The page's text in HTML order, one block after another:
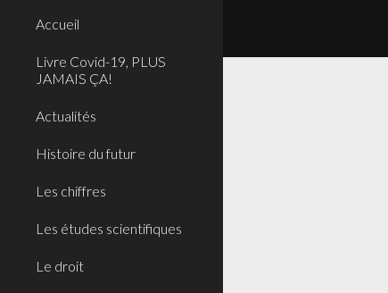
Accueil
Livre Covid-19, PLUS
JAMAIS ÇA!
Actualités
Histoire du futur
Les chiffres
Les études scientifiques
Le droit